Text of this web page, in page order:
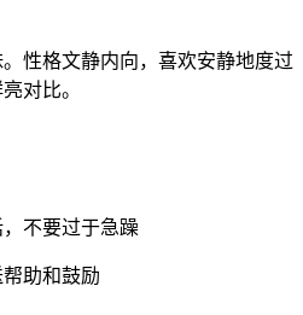
性格文静内向，喜欢安静地度过
对比。
不要过于急躁
助和鼓励